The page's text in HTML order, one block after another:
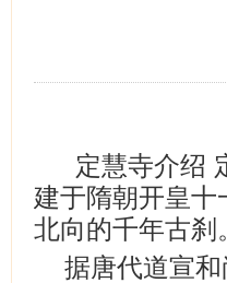
定慧寺介绍
建于隋朝开皇
北向的千年古刹
据唐代道宣